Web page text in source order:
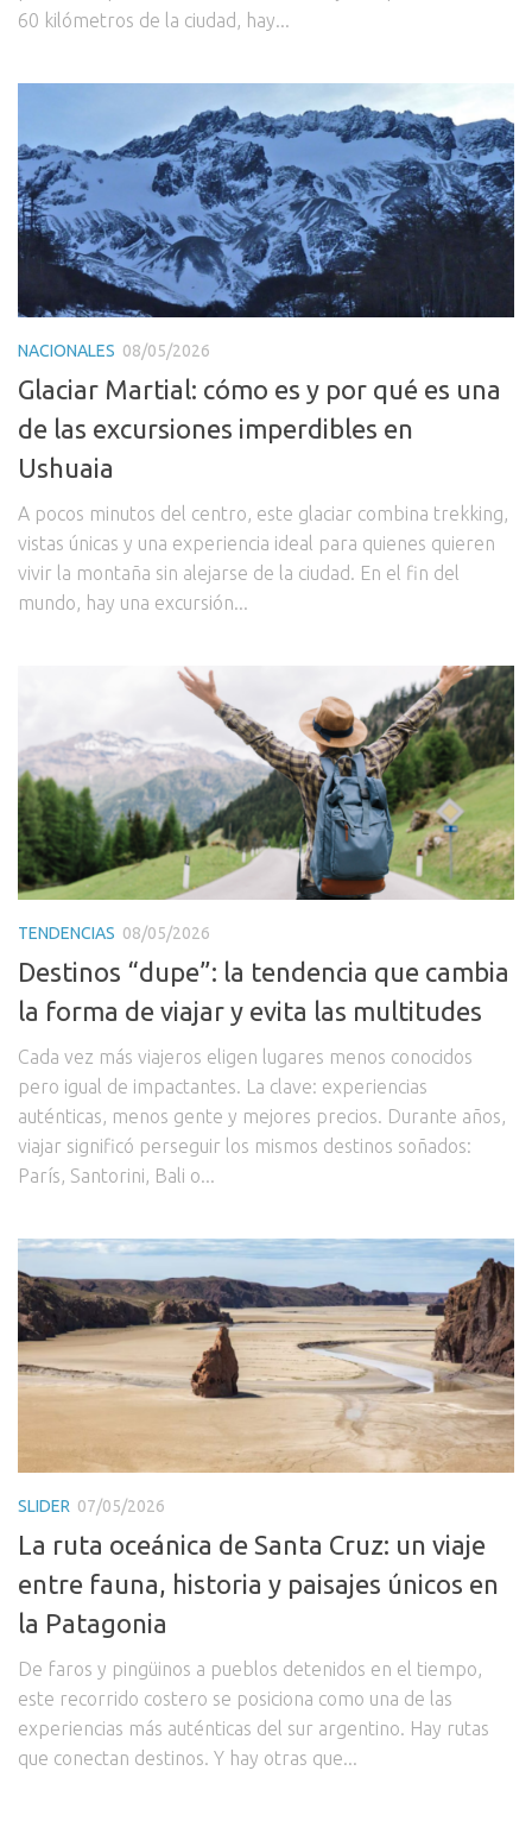
60 kilómetros de la ciudad, hay...
NACIONALES 08/05/2026
Glaciar Martial: cómo es y por qué es una
de las excursiones imperdibles en
Ushuaia
A pocos minutos del centro, este glaciar combina trekking,
vistas únicas y una experiencia ideal para quienes quieren
vivir la montaña sin alejarse de la ciudad. En el fin del
mundo, hay una excursión...
TENDENCIAS 08/05/2026
Destinos “dupe”: la tendencia que cambia
la forma de viajar y evita las multitudes
Cada vez más viajeros eligen lugares menos conocidos
pero igual de impactantes. La clave: experiencias
auténticas, menos gente y mejores precios. Durante años,
viajar significó perseguir los mismos destinos soñados:
París, Santorini, Bali o...
SLIDER 07/05/2026
La ruta oceánica de Santa Cruz: un viaje
entre fauna, historia y paisajes únicos en
la Patagonia
De faros y pingüinos a pueblos detenidos en el tiempo,
este recorrido costero se posiciona como una de las
experiencias más auténticas del sur argentino. Hay rutas
que conectan destinos. Y hay otras que...